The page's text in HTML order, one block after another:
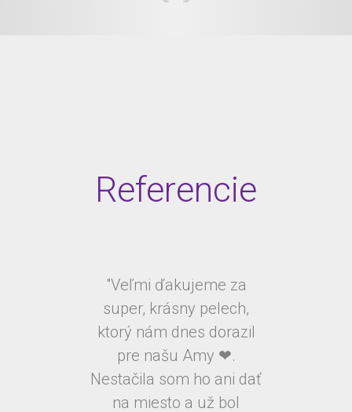
Referencie
"Veľmi ďakujeme za
super, krásny pelech,
ktorý nám dnes dorazil
pre našu Amy ❤.
Nestačila som ho ani dať
na miesto a už bol